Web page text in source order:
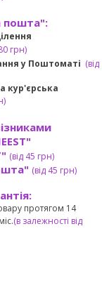
пошта":
грн)
у Поштоматі (від
кур'єрська
(від 45 грн)
(від 45 грн)
протягом 14
(в залежності від